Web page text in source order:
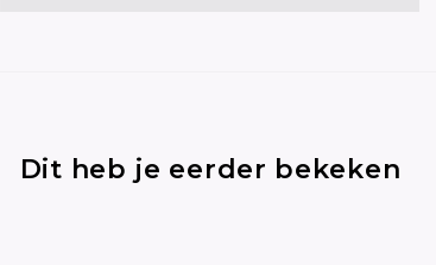
Dit heb je eerder bekeken